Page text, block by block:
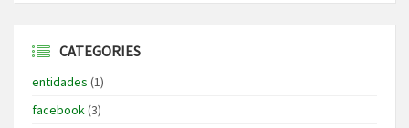
CATEGORIES
entidades (1)
facebook(3)